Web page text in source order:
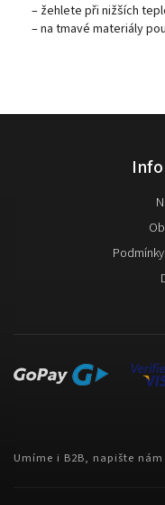
– žehlete při nižších
– na tmavé materiály
Umíme i B2B, napište